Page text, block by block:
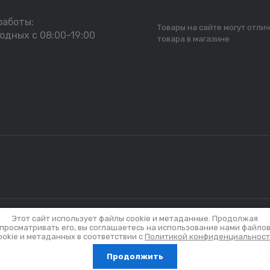
с 08:00-19:00
Товары на сайте могут
товара в магазине
представленные на сайте, не являются публичной
информации о наличии и стоимости товара, пожалуйста,
Этот сайт использует файлы cookie и метаданные. Продолжая
просматривать его, вы соглашаетесь на использование нами файлов
и метаданных в соответствии с Политикой
Продолжить